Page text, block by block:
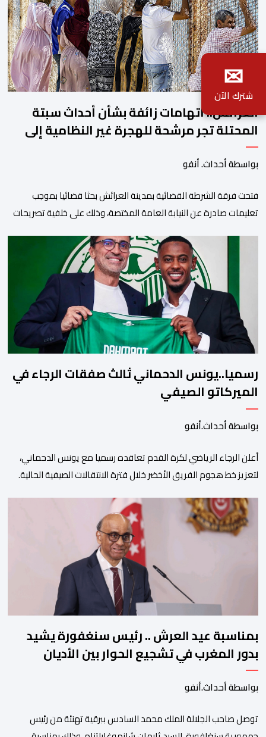
العرائش.. اتهامات زائفة بشأن أحداث سبتة
المحتلة تجر مرشحة للهجرة غير النظامية إلى
القضاء
بواسطة أحداث. أنفو
فتحت فرقة الشرطة القضائية بمدينة العرائش بحثا قضائيا بموجب
تعليمات صادرة عن النيابة العامة المختصة، وذلك على خلفية تصريحات
وأعادت تداولها حسابات على شبكات التواصل الاجتماعي. وكانت
السيدة المذكورة قد صرحت بمعطيات مضللة، واتهامات كيدية، تدعي
فيها بأن جهات رسمية هي من فتحت الحدود في […]
رسميا..يونس الدحماني ثالث صفقات الرجاء في
الميركاتو الصيفي
بواسطة أحداث.أنفو
أعلن الرجاء الرياضي لكرة القدم تعاقده رسميا مع يونس الدحماني،
لتعزيز خط هجوم الفريق الأخضر خلال فترة الانتقالات الصيفية الحالية. ​
حيث يعول عليه الطاقم التقني للرجاء لتقديم الإضافة المرجوة في
المسابقات المحلية والقارية المقبلة. ​وجاء هذا التعاقد بعد أداء لافت
قدمه اللاعب برفقة اتحاد […]
بمناسبة عيد العرش .. رئيس سنغفورة يشيد
بدور المغرب في تشجيع الحوار بين الأديان
بواسطة أحداث.أنفو
توصل صاحب الجلالة الملك محمد السادس ببرقية تهنئة من رئيس
✉
شترك الآن